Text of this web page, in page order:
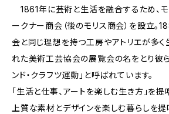
1861年に芸術と生活を融合するため、モ
ークナー商会（後のモリス商会）を設立。
会と同じ理想を持つ工房やアトリエが多
れた美術工芸協会の展覧会の名をとり彼ら
ンド・クラフツ運動」と呼ばれています。
「生活と仕事、アートを楽しむ生き方」を提
上質な素材とデザインを楽しむ暮らしを